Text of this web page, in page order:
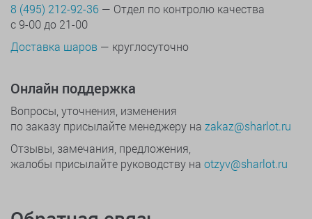
8 (495) 212-92-36 — Отдел по контролю качества
с 9-00 до 21-00
Доставка шаров — круглосуточно
Онлайн поддержка
Вопросы, уточнения, изменения
по заказу присылайте менеджеру на zakaz@sharlot.ru
Отзывы, замечания, предложения,
жалобы присылайте руководству на otzyv@sharlot.ru